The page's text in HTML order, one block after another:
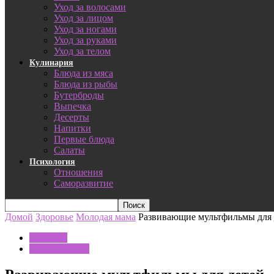
Уход за волосами
Уход за лицом
Уход за ногами
Уход за руками
Уход за телом
Кулинария
Блюда из мяса
Блюда из рыбы
Бутерброды
Выпечка
Десерты
Напитки
Первые блюда
Салаты
Психология
Отношения
Саморазвитие
Домой Здоровье Молодая мама Развивающие мультфильмы для